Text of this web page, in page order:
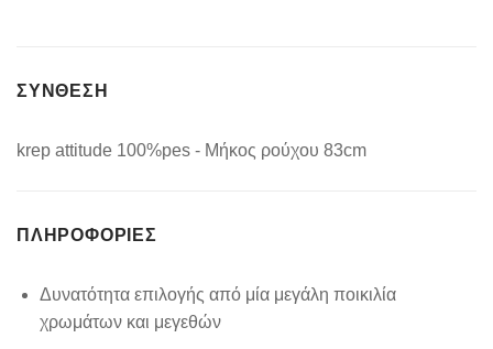
ΣΥΝΘΕΣΗ
krep attitude 100%pes - Μήκος ρούχου 83cm
ΠΛΗΡΟΦΟΡΊΕΣ
Δυνατότητα επιλογής από μία μεγάλη ποικιλία
χρωμάτων και μεγεθών